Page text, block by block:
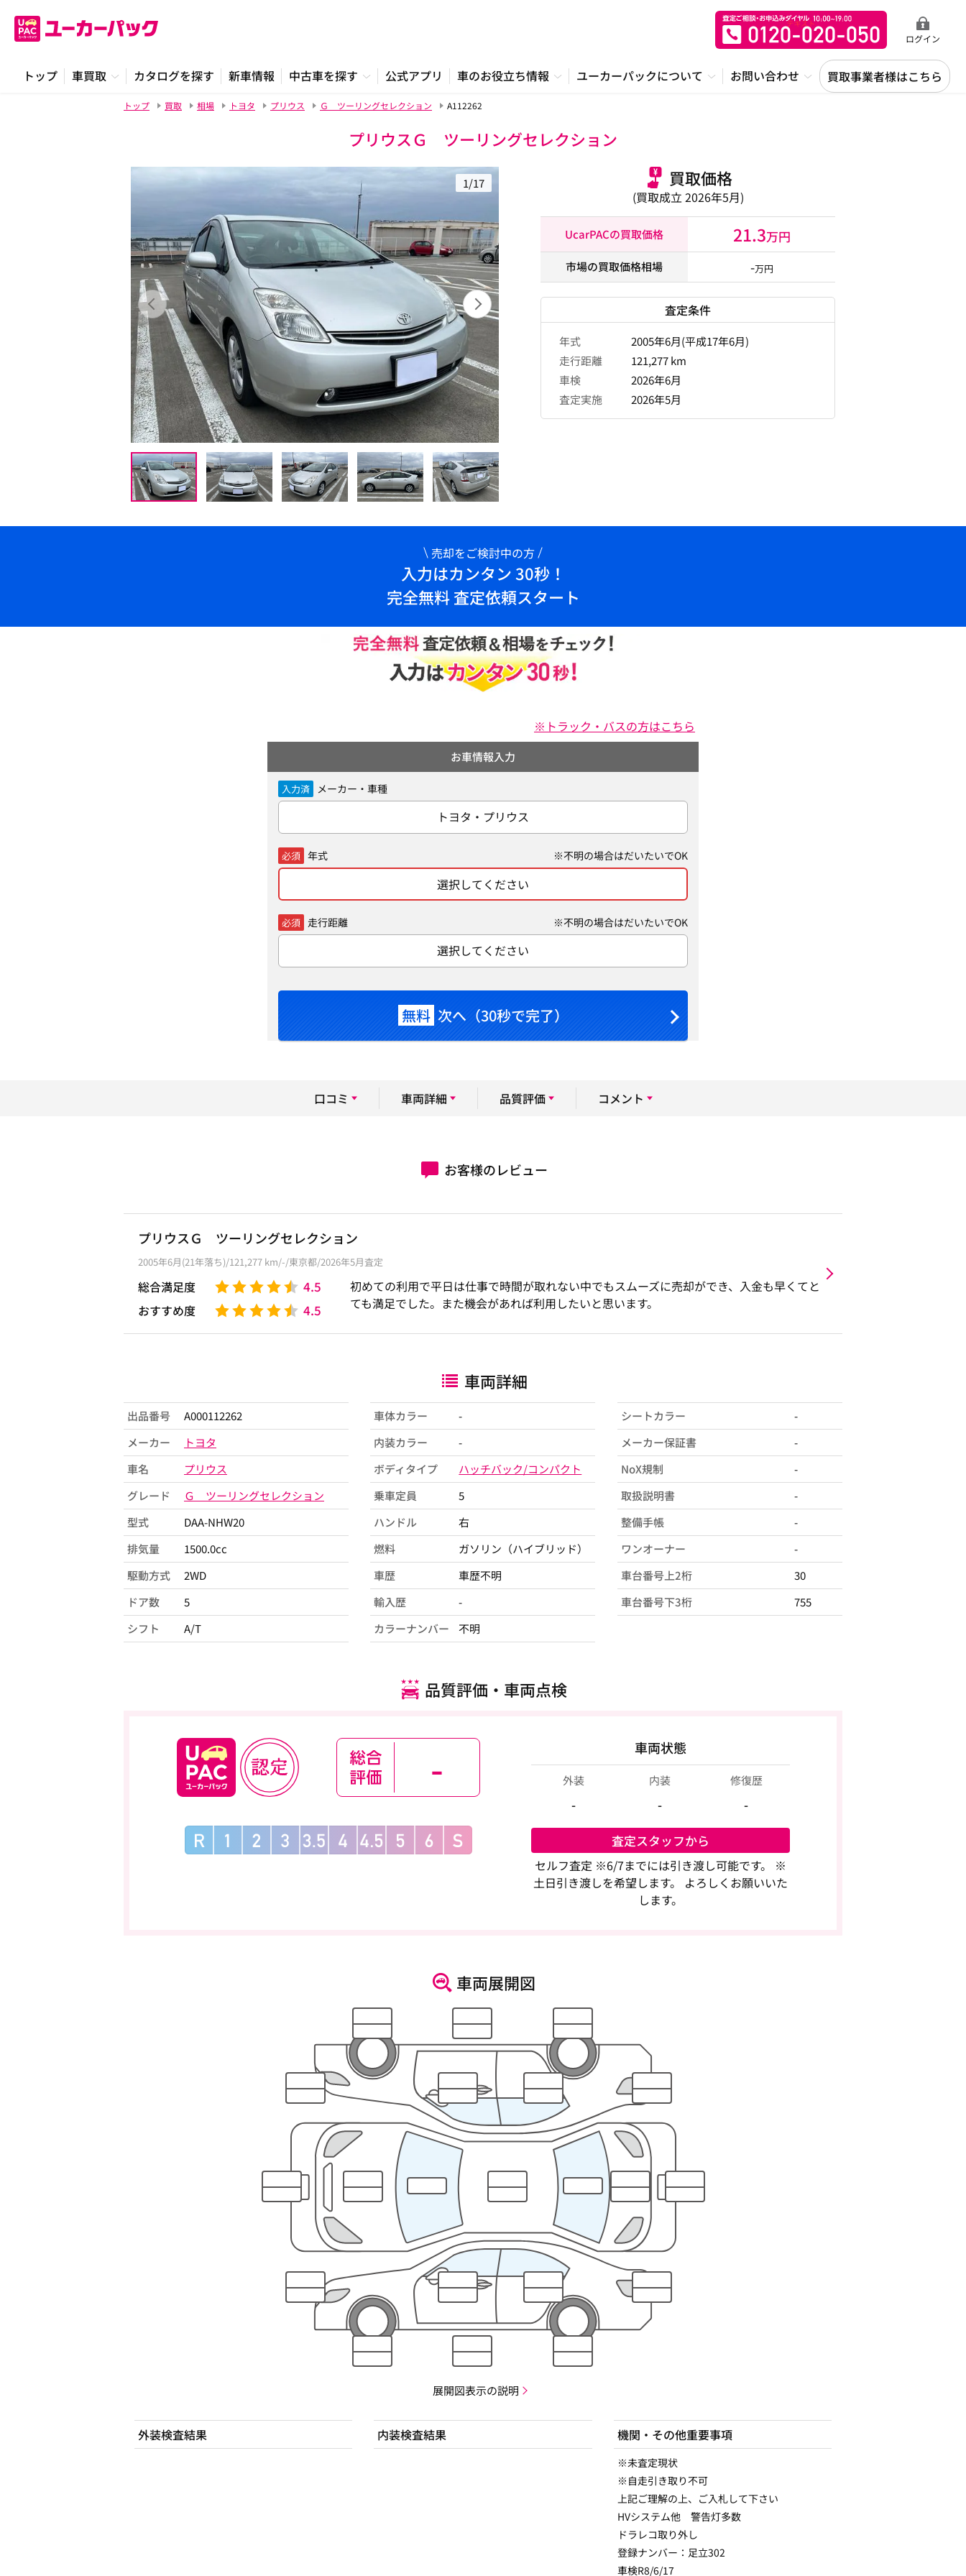
ログイン
トップ 車買取 カタログを探す 新車情報 中古車を探す 公式アプリ 車のお役立ち情報 ユーカーパックについて お問い合わせ 買取事業者様はこちら
トップ 買取 相場 トヨタ プリウス Ｇ ツーリングセレクション A112262
プリウスＧ ツーリングセレクション
1/17 買取価格
(買取成立 2026年5月)
UcarPACの買取価格 21.3万円
市場の買取価格相場 -万円
査定条件
年式
2005年6月(平成17年6月)
走行距離
121,277 km
車検
2026年6月
査定実施
2026年5月
売却をご検討中の方
入力はカンタン 30秒！
完全無料 査定依頼スタート
※トラック・バスの方はこちら
お車情報入力
入力済 メーカー・車種
トヨタ・プリウス
必須 年式 ※不明の場合はだいたいでOK
選択してください
必須 走行距離 ※不明の場合はだいたいでOK
選択してください
無料 次へ（30秒で完了）
口コミ 車両詳細 品質評価 コメント
お客様のレビュー
プリウスＧ ツーリングセレクション
2005年6月(21年落ち)/121,277 km/-/東京都/2026年5月査定
総合満足度 4.5
おすすめ度 4.5
初めての利用で平日は仕事で時間が取れない中でもスムーズに売却ができ、入金も早くてと
ても満足でした。また機会があれば利用したいと思います。
車両詳細
出品番号
A000112262
メーカー
トヨタ
車名
プリウス
グレード
Ｇ ツーリングセレクション
型式
DAA-NHW20
排気量
1500.0cc
駆動方式
2WD
ドア数
5
シフト
A/T
車体カラー
-
内装カラー
-
ボディタイプ
ハッチバック/コンパクト
乗車定員
5
ハンドル
右
燃料
ガソリン（ハイブリッド）
車歴
車歴不明
輸入歴
-
カラーナンバー
不明
シートカラー
-
メーカー保証書
-
NoX規制
-
取扱説明書
-
整備手帳
-
ワンオーナー
-
車台番号上2桁
30
車台番号下3桁
755
品質評価・車両点検
- 車両状態
外装
-
内装
-
修復歴
-
査定スタッフから
セルフ査定 ※6/7までには引き渡し可能です。 ※
土日引き渡しを希望します。 よろしくお願いいた
します。
車両展開図
展開図表示の説明
外装検査結果 内装検査結果 機関・その他重要事項
※未査定現状
※自走引き取り不可
上記ご理解の上、ご入札して下さい
HVシステム他 警告灯多数
ドラレコ取り外し
登録ナンバー：足立302
車検R8/6/17